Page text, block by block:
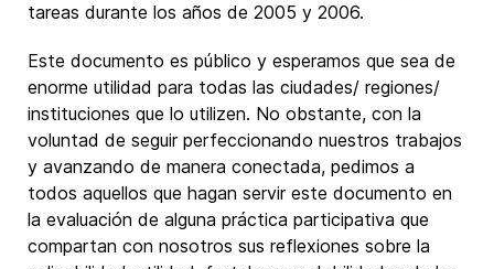
tareas durante los años de 2005 y 2006.
Este documento es público y esperamos que sea de
enorme utilidad para todas las ciudades/ regiones/
instituciones que lo utilizen. No obstante, con la
voluntad de seguir perfeccionando nuestros trabajos
y avanzando de manera conectada, pedimos a
todos aquellos que hagan servir este documento en
la evaluación de alguna práctica participativa que
compartan con nosotros sus reflexiones sobre la